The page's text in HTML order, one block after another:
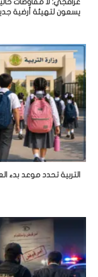
عراقجي: لا مفاوضات
يسعون لتهيئة أرضية
التربية تحدد موعد بدء